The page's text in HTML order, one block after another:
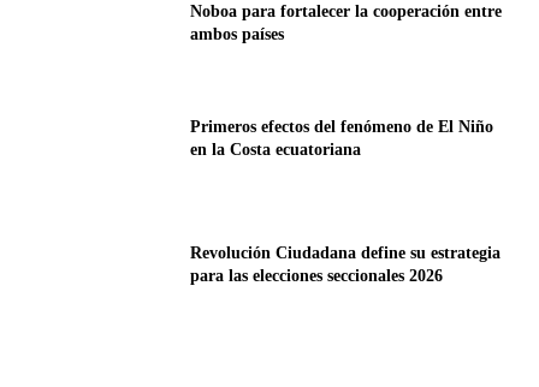
Noboa para fortalecer la cooperación entre
ambos países
Primeros efectos del fenómeno de El Niño
en la Costa ecuatoriana
Revolución Ciudadana define su estrategia
para las elecciones seccionales 2026